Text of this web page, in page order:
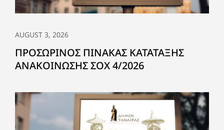
AUGUST 3, 2026
ΠΡΟΣΩΡΙΝΟΣ ΠΙΝΑΚΑΣ ΚΑΤΑΤΑΞΗΣ
ΑΝΑΚΟΙΝΩΣΗΣ ΣΟΧ 4/2026